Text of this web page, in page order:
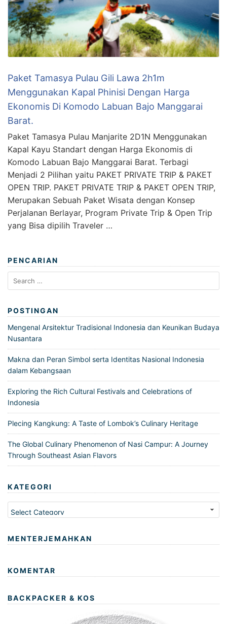
Paket Tamasya Pulau Gili Lawa 2h1m
Menggunakan Kapal Phinisi Dengan Harga
Ekonomis Di Komodo Labuan Bajo Manggarai
Barat.
Paket Tamasya Pulau Manjarite 2D1N Menggunakan
Kapal Kayu Standart dengan Harga Ekonomis di
Komodo Labuan Bajo Manggarai Barat. Terbagi
Menjadi 2 Pilihan yaitu PAKET PRIVATE TRIP & PAKET
OPEN TRIP. PAKET PRIVATE TRIP & PAKET OPEN TRIP,
Merupakan Sebuah Paket Wisata dengan Konsep
Perjalanan Berlayar, Program Private Trip & Open Trip
yang Bisa dipilih Traveler …
PENCARIAN
Search
for:
POSTINGAN
Mengenal Arsitektur Tradisional Indonesia dan Keunikan Budaya
Nusantara
Makna dan Peran Simbol serta Identitas Nasional Indonesia
dalam Kebangsaan
Exploring the Rich Cultural Festivals and Celebrations of
Indonesia
Plecing Kangkung: A Taste of Lombok’s Culinary Heritage
The Global Culinary Phenomenon of Nasi Campur: A Journey
Through Southeast Asian Flavors
KATEGORI
Kategori
MENTERJEMAHKAN
KOMENTAR
BACKPACKER & KOS